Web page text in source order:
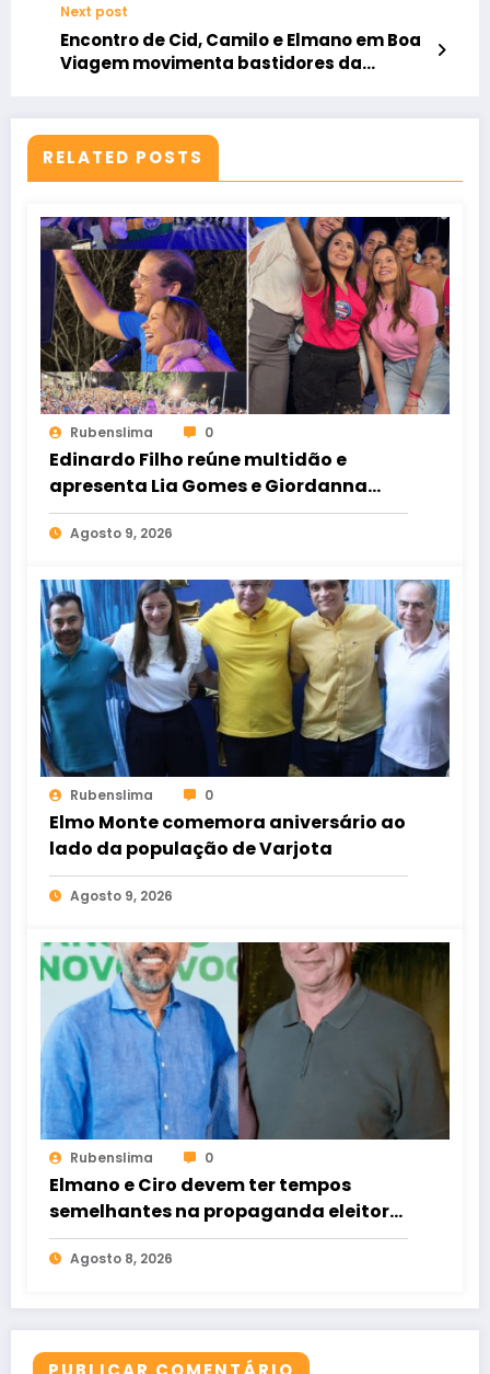
Next post
Encontro de Cid, Camilo e Elmano em Boa
Viagem movimenta bastidores da
RELATED POSTS
Rubenslima 0
Edinardo Filho reúne multidão e
apresenta Lia Gomes e Giordanna
Mano como suas candidatas a
deputada estadual e federal
Agosto 9, 2026
Rubenslima 0
Elmo Monte comemora aniversário ao
lado da população de Varjota
Agosto 9, 2026
Rubenslima 0
Elmano e Ciro devem ter tempos
semelhantes na propaganda eleitoral
de rádio e TV
Agosto 8, 2026